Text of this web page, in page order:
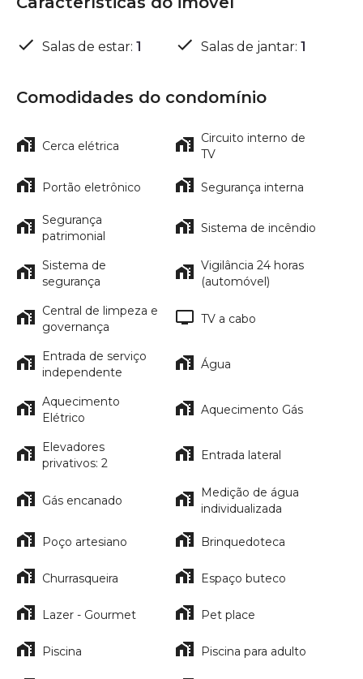
Salas de estar: 1 Salas de jantar: 1
Comodidades do condomínio
Cerca elétrica
Circuito interno de
TV
Portão eletrônico Segurança interna
Segurança
patrimonial
Sistema de incêndio
Sistema de
segurança
Vigilância 24 horas
(automóvel)
Central de limpeza e
governança
TV a cabo
Entrada de serviço
independente
Água
Aquecimento
Elétrico
Aquecimento Gás
Elevadores
privativos: 2
Entrada lateral
Gás encanado
Medição de água
individualizada
Poço artesiano Brinquedoteca
Churrasqueira Espaço buteco
Lazer - Gourmet Pet place
Piscina Piscina para adulto